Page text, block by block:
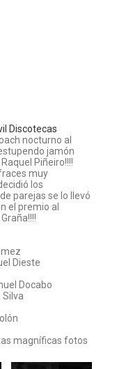
Discotecas
nocturno al
jamón
Piñeiro!!!!
muy
los
parejas se lo llevó
el premio al
Dieste
Docabo
magníficas fotos